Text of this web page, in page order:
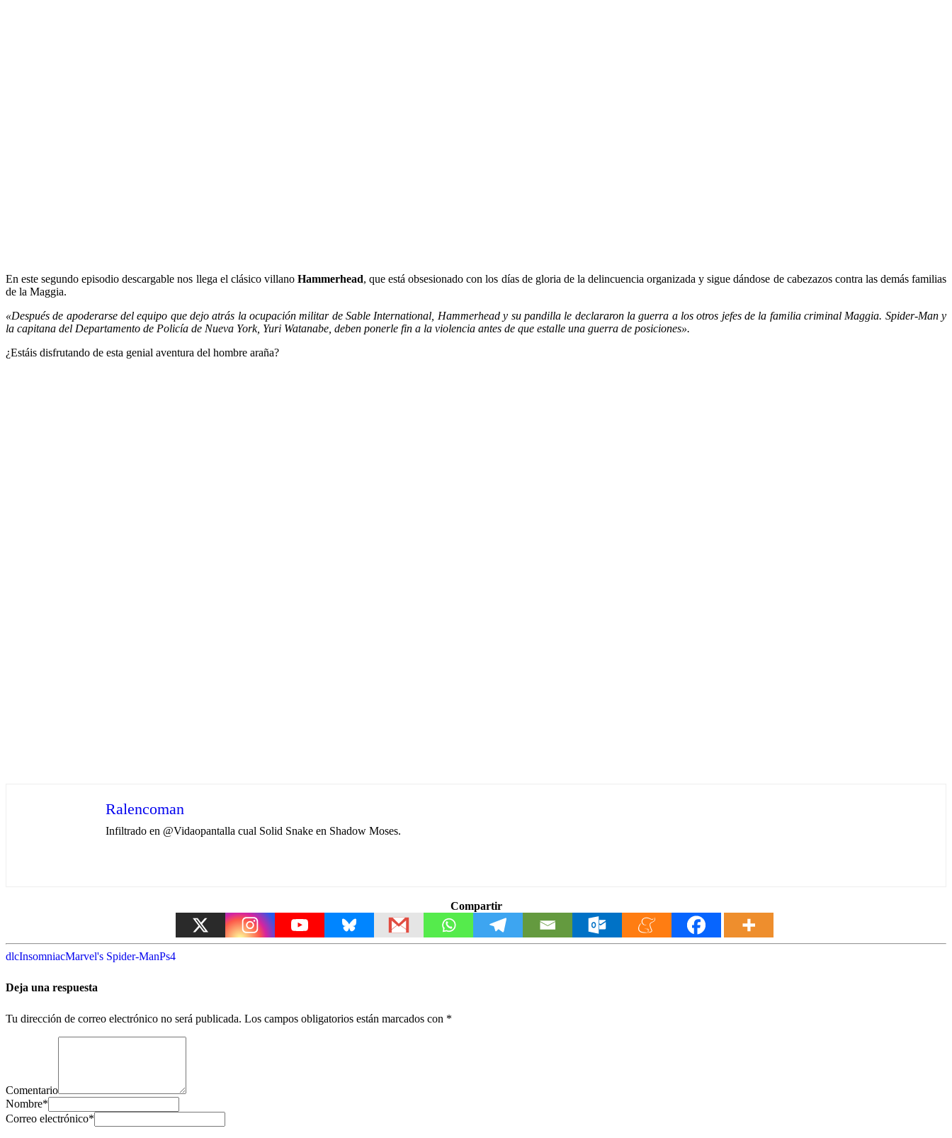
En este segundo episodio descargable nos llega el clásico villano Hammerhead, que está obsesionado con los días de gloria de la delincuencia organizada y sigue dándose de cabezazos contra las demás familias
de la Maggia.
«Después de apoderarse del equipo que dejo atrás la ocupación militar de Sable International, Hammerhead y su pandilla le declararon la guerra a los otros jefes de la familia criminal Maggia. Spider-Man y
la capitana del Departamento de Policía de Nueva York, Yuri Watanabe, deben ponerle fin a la violencia antes de que estalle una guerra de posiciones».
¿Estáis disfrutando de esta genial aventura del hombre araña?
Ralencoman
Infiltrado en @Vidaopantalla cual Solid Snake en Shadow Moses.
Compartir
dlcInsomniacMarvel's Spider-ManPs4
Deja una respuesta
Tu dirección de correo electrónico no será publicada. Los campos obligatorios están marcados con *
Comentario
Nombre*
Correo electrónico*